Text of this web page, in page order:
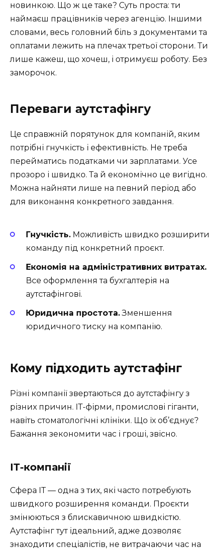
новинкою. Що ж це таке? Суть проста: ти
наймаєш працівників через агенцію. Іншими
словами, весь головний біль з документами та
оплатами лежить на плечах третьої сторони. Ти
лише кажеш, що хочеш, і отримуєш роботу. Без
заморочок.
Переваги аутстафінгу
Це справжній порятунок для компаній, яким
потрібні гнучкість і ефективність. Не треба
перейматись податками чи зарплатами. Усе
прозоро і швидко. Та й економічно це вигідно.
Можна найняти лише на певний період або
для виконання конкретного завдання.
Гнучкість. Можливість швидко розширити
команду під конкретний проєкт.
Економія на адміністративних витратах.
Все оформлення та бухгалтерія на
аутстафінгові.
Юридична простота.Зменшення
юридичного тиску на компанію.
Кому підходить аутстафінг
Різні компанії звертаються до аутстафінгу з
різних причин. ІТ-фірми, промислові гіганти,
навіть стоматологічні клініки. Що їх об’єднує?
Бажання зекономити час і гроші, звісно.
ІТ-компанії
Сфера ІТ — одна з тих, які часто потребують
швидкого розширення команди. Проєкти
змінюються з блискавичною швидкістю.
Аутстафінг тут ідеальний, адже дозволяє
знаходити спеціалістів, не витрачаючи час на